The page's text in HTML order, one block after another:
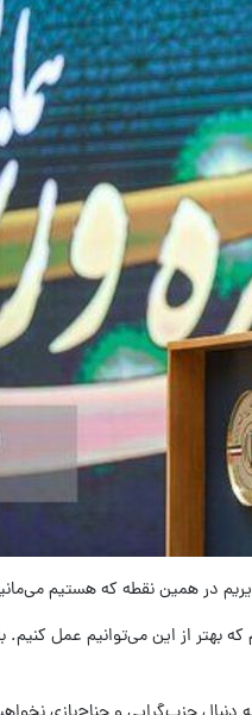
در همین نقطه که هستیم
از این می‌توانیم عمل کنیم.